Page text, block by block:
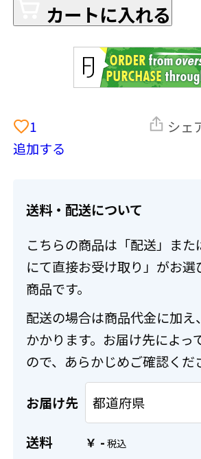
カートに入れる
1
追加する
シェ
送料・配送について
こちらの商品は「配送」ま
にて直接お受け取り」がお選
商品です。
配送の場合は商品代金に加え
かかります。お届け先によっ
ので、あらかじめご確認くだ
お届け先
送料 ￥ -